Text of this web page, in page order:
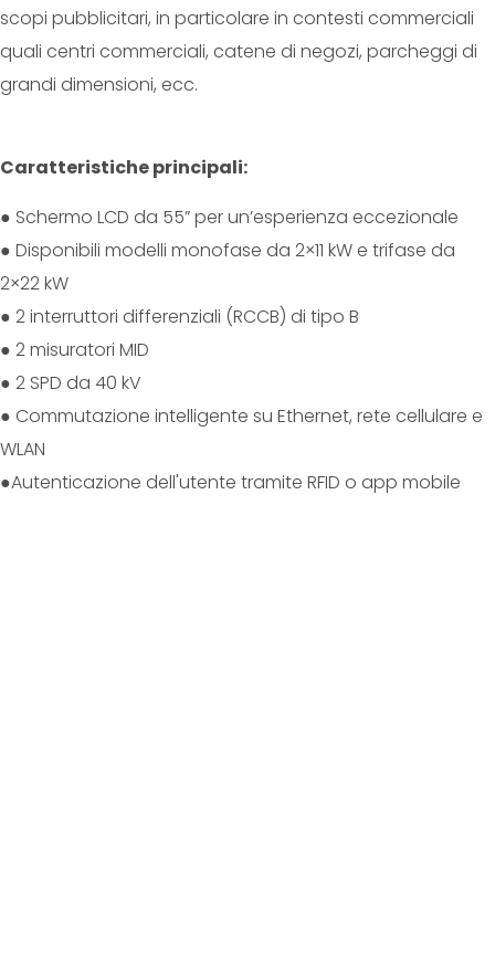
scopi pubblicitari, in particolare in contesti commerciali
quali centri commerciali, catene di negozi, parcheggi di
grandi dimensioni, ecc.
Caratteristiche principali:
● Schermo LCD da 55” per un’esperienza eccezionale
● Disponibili modelli monofase da 2×11 kW e trifase da
2×22 kW
● 2 interruttori differenziali (RCCB) di tipo B
● 2 misuratori MID
● 2 SPD da 40 kV
● Commutazione intelligente su Ethernet, rete cellulare e
WLAN
●Autenticazione dell'utente tramite RFID o app mobile